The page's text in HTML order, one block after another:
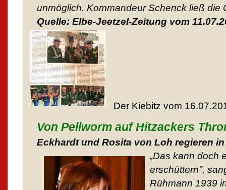
unmöglich. Kommandeur Schenck ließ die
Quelle: Elbe-Jeetzel-Zeitung vom
Der Kiebitz vom
Von Pellworm auf Hitzackers
Eckhardt und Rosita von Loh regieren
„Das kann doch
erschüttern",
Rühmann 1939